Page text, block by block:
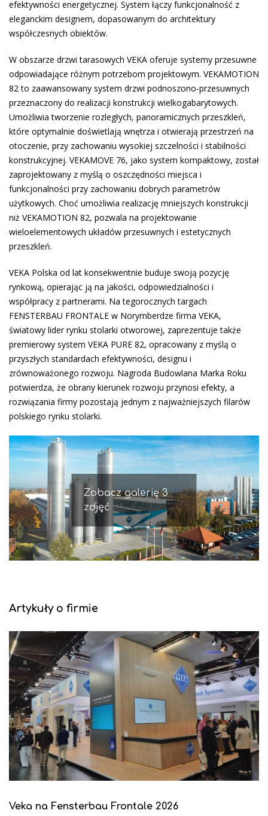
efektywności energetycznej. System łączy funkcjonalność z
eleganckim designem, dopasowanym do architektury
współczesnych obiektów.
W obszarze drzwi tarasowych VEKA oferuje systemy przesuwne
odpowiadające różnym potrzebom projektowym. VEKAMOTION
82 to zaawansowany system drzwi podnoszono‑przesuwnych
przeznaczony do realizacji konstrukcji wielkogabarytowych.
Umożliwia tworzenie rozległych, panoramicznych przeszkleń,
które optymalnie doświetlają wnętrza i otwierają przestrzeń na
otoczenie, przy zachowaniu wysokiej szczelności i stabilności
konstrukcyjnej. VEKAMOVE 76, jako system kompaktowy, został
zaprojektowany z myślą o oszczędności miejsca i
funkcjonalności przy zachowaniu dobrych parametrów
użytkowych. Choć umożliwia realizację mniejszych konstrukcji
niż VEKAMOTION 82, pozwala na projektowanie
wieloelementowych układów przesuwnych i estetycznych
przeszkleń.
VEKA Polska od lat konsekwentnie buduje swoją pozycję
rynkową, opierając ją na jakości, odpowiedzialności i
współpracy z partnerami. Na tegorocznych targach
FENSTERBAU FRONTALE w Norymberdze firma VEKA,
światowy lider rynku stolarki otworowej, zaprezentuje także
premierowy system VEKA PURE 82, opracowany z myślą o
przyszłych standardach efektywności, designu i
zrównoważonego rozwoju. Nagroda Budowlana Marka Roku
potwierdza, że obrany kierunek rozwoju przynosi efekty, a
rozwiązania firmy pozostają jednym z najważniejszych filarów
polskiego rynku stolarki.
Zobacz galerię 3
zdjęć
Artykuły o firmie
Veka na Fensterbau Frontale 2026